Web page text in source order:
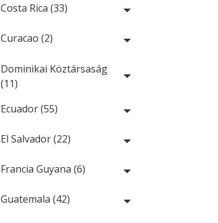
Costa Rica (33)
Curacao (2)
Dominikai Köztársaság
(11)
Ecuador (55)
El Salvador (22)
Francia Guyana (6)
Guatemala (42)